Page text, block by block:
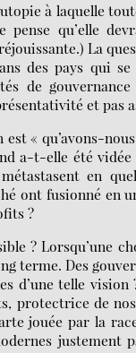
à laquelle
qu’elle
La
des pays qui
de
et pas
« qu’avons-
a-t-elle été
en
ont fusionné en
?
? Lorsqu’une
terme. Des
d’une telle
protectrice de
jouée par la